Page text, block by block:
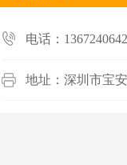
电话：
地址：深圳市宝